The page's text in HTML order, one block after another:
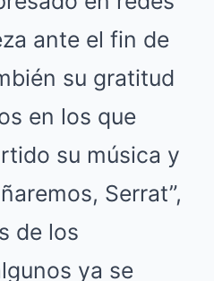
ante el fin de
su gratitud
en los que
su música y
Serrat”,
de los
ya se